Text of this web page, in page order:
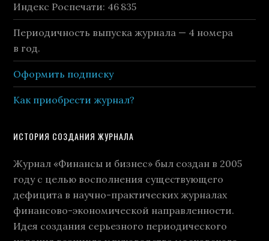
Индекс Роспечати: 46 835
Периодичность выпуска журнала — 4 номера
в год.
Оформить подписку
Как приобрести журнал?
ИСТОРИЯ СОЗДАНИЯ ЖУРНАЛА
Журнал «Финансы и бизнес» был создан в 2005
году с целью восполнения существующего
дефицита в научно-практических журналах
финансово-экономической направленности.
Идея создания серьезного периодического